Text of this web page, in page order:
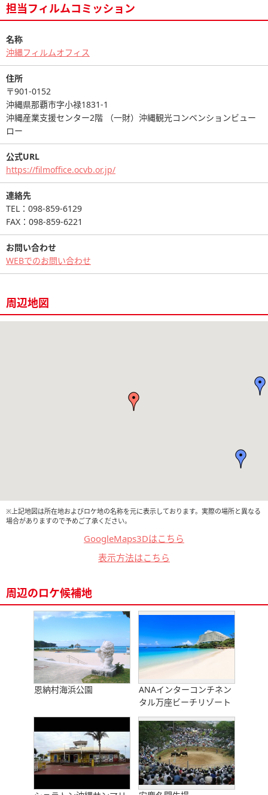
担当フィルムコミッション
名称
沖縄フィルムオフィス
住所
〒901-0152
沖縄県那覇市字小禄1831-1
沖縄産業支援センター2階 （一財）沖縄観光コンベンションビュー
ロー
公式URL
https://filmoffice.ocvb.or.jp/
連絡先
TEL：098-859-6129
FAX：098-859-6221
お問い合わせ
WEBでのお問い合わせ
周辺地図
※上記地図は所在地およびロケ地の名称を元に表示しております。実際の場所と異なる
場合がありますので予めご了承ください。
GoogleMaps3Dはこちら
表示方法はこちら
周辺のロケ候補地
恩納村海浜公園
ANAインターコンチネン
タル万座ビーチリゾート